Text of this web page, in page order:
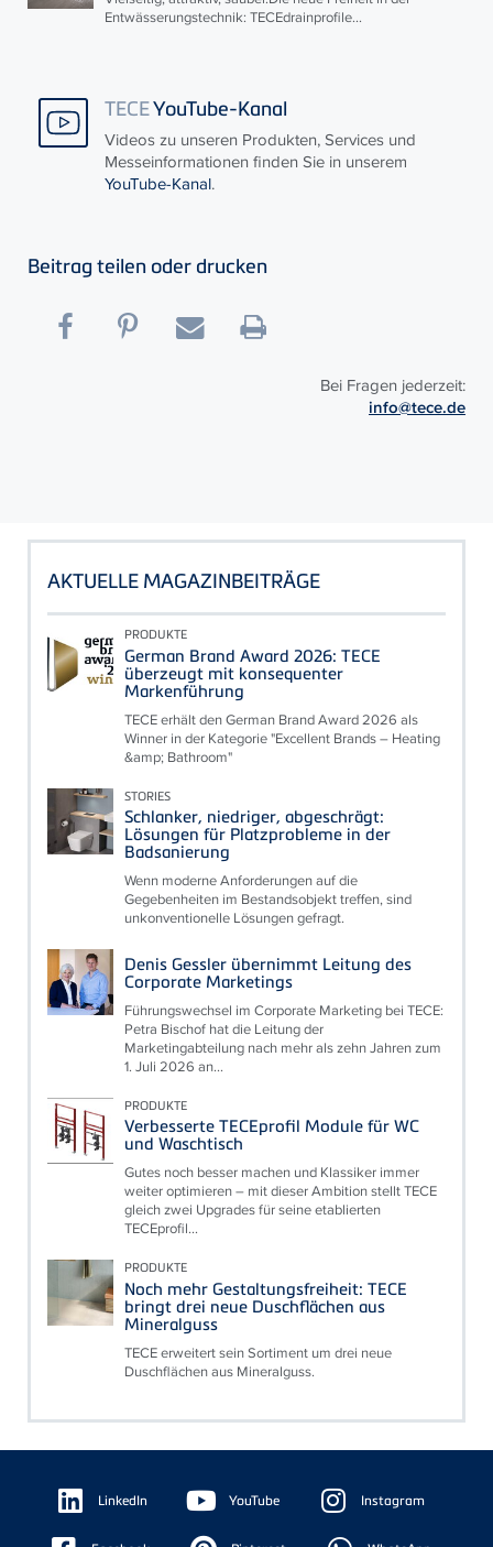
Entwässerungstechnik: TECEdrainprofile...
TECEYouTube-Kanal
Videos zu unseren Produkten, Services und
Messeinformationen finden Sie in unserem
YouTube-Kanal.
Beitrag teilen oder drucken
Bei Fragen jederzeit:
info@tece.de
AKTUELLE MAGAZINBEITRÄGE
PRODUKTE
German Brand Award 2026: TECE
überzeugt mit konsequenter
Markenführung
TECE erhält den German Brand Award 2026 als
Winner in der Kategorie "Excellent Brands – Heating
&amp; Bathroom"
STORIES
Schlanker, niedriger, abgeschrägt:
Lösungen für Platzprobleme in der
Badsanierung
Wenn moderne Anforderungen auf die
Gegebenheiten im Bestandsobjekt treffen, sind
unkonventionelle Lösungen gefragt.
Denis Gessler übernimmt Leitung des
Corporate Marketings
Führungswechsel im Corporate Marketing bei TECE:
Petra Bischof hat die Leitung der
Marketingabteilung nach mehr als zehn Jahren zum
1. Juli 2026 an...
PRODUKTE
Verbesserte TECEprofil Module für WC
und Waschtisch
Gutes noch besser machen und Klassiker immer
weiter optimieren – mit dieser Ambition stellt TECE
gleich zwei Upgrades für seine etablierten
TECEprofil...
PRODUKTE
Noch mehr Gestaltungsfreiheit: TECE
bringt drei neue Duschflächen aus
Mineralguss
TECE erweitert sein Sortiment um drei neue
Duschflächen aus Mineralguss.
Floating
Sidebar LinkedIn YouTube Instagram